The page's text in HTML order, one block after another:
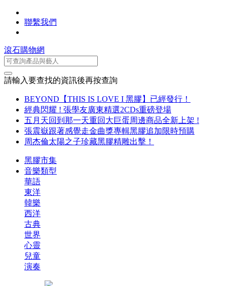
聯繫我們
滾石購物網
請輸入要查找的資訊後再按查詢
BEYOND【THIS IS LOVE I 黑膠】已經發行！
經典閃耀 ! 張學友廣東精選2CDs重磅登場
五月天回到那一天重回大巨蛋周邊商品全新上架 !
張震嶽跟著感覺走金曲獎專輯黑膠追加限時預購
周杰倫太陽之子珍藏黑膠精雕出擊！
黑膠市集
音樂類型
華語
東洋
韓樂
西洋
古典
世界
心靈
兒童
演奏